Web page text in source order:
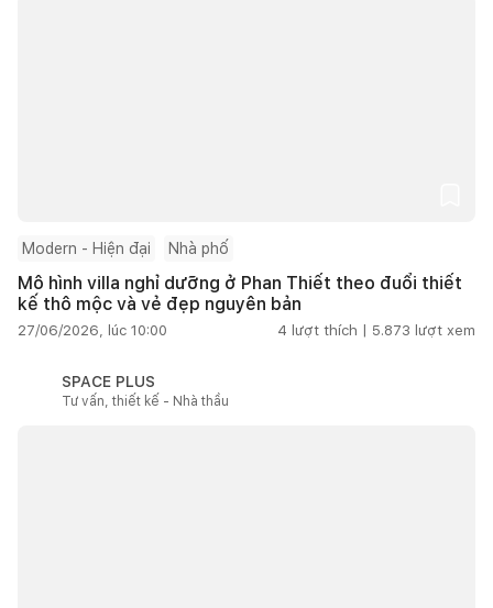
Modern - Hiện đại Nhà phố
Mô hình villa nghỉ dưỡng ở Phan Thiết theo đuổi thiết
kế thô mộc và vẻ đẹp nguyên bản
27/06/2026, lúc 10:00 4 lượt thích | 5.873 lượt xem
SPACE PLUS
Tư vấn, thiết kế - Nhà thầu